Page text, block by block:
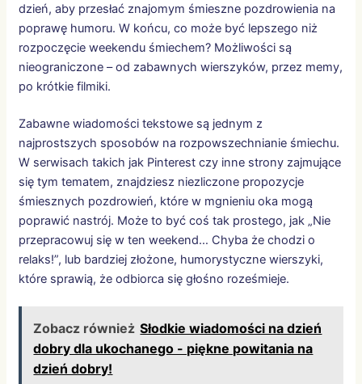
dzień, aby przesłać znajomym śmieszne pozdrowienia na
poprawę humoru. W końcu, co może być lepszego niż
rozpoczęcie weekendu śmiechem? Możliwości są
nieograniczone – od zabawnych wierszyków, przez memy,
po krótkie filmiki.
Zabawne wiadomości tekstowe są jednym z
najprostszych sposobów na rozpowszechnianie śmiechu.
W serwisach takich jak Pinterest czy inne strony zajmujące
się tym tematem, znajdziesz niezliczone propozycje
śmiesznych pozdrowień, które w mgnieniu oka mogą
poprawić nastrój. Może to być coś tak prostego, jak „Nie
przepracowuj się w ten weekend… Chyba że chodzi o
relaks!”, lub bardziej złożone, humorystyczne wierszyki,
które sprawią, że odbiorca się głośno roześmieje.
Zobacz również Słodkie wiadomości na dzień
dobry dla ukochanego - piękne powitania na
dzień dobry!